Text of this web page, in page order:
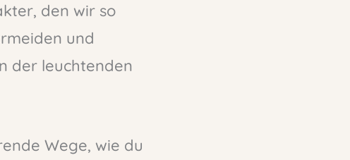
den wir so
und
der leuchtenden
Wege, wie du